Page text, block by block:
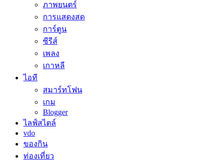
ภาพยนตร์
การแสดงสด
การ์ตูน
ซีรีส์
เพลง
เกาหลี
ไอที
สมาร์ทโฟน
เกม
Blogger
ไลฟ์สไตล์
vdo
ของกิน
ท่องเที่ยว